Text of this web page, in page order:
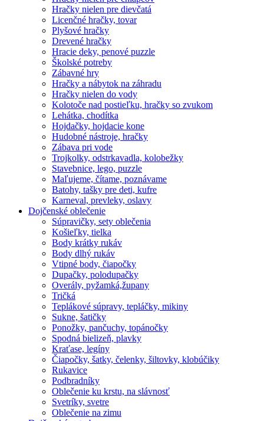
Hračky nielen pre dievčatá
Licenčné hračky, tovar
Plyšové hračky
Drevené hračky
Hracie deky, penové puzzle
Školské potreby
Zábavné hry
Hračky a nábytok na záhradu
Hračky nielen do vody
Kolotoče nad postieľku, hračky so zvukom
Lehátka, chodítka
Hojdačky, hojdacie kone
Hudobné nástroje, hračky
Zábava pri vode
Trojkolky, odstrkavadla, kolobežky
Stavebnice, lego, puzzle
Maľujeme, čítame, poznávame
Batohy, tašky pre deti, kufre
Karneval, prevleky, oslavy
Dojčenské oblečenie
Súpravičky, sety oblečenia
Košieľky, tielka
Body krátky rukáv
Body dlhý rukáv
Vtipné body, čiapočky
Dupačky, polodupačky
Overály, pyžamká,župany
Tričká
Teplákové súpravy, tepláčky, mikiny
Sukne, šatičky
Ponožky, pančuchy, topánočky
Spodná bielizeň, plavky
Kraťase, legíny
Čiapočky, šatky, čelenky, šiltovky, klobúčiky
Rukavice
Podbradníky
Oblečenie ku krstu, na slávnosť
Svetríky, svetre
Oblečenie na zimu